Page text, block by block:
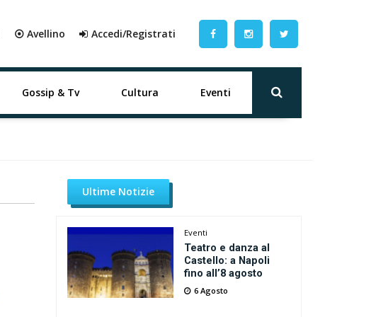
⦿ Avellino Accedi/Registrati
Gossip & Tv Cultura Eventi
Ultime Notizie
Eventi
Teatro e danza al
Castello: a Napoli
fino all’8 agosto
6 Agosto